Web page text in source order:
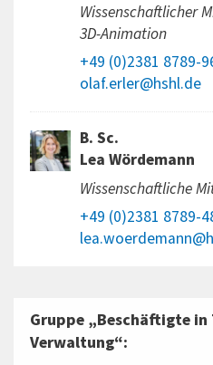
Wissenschaftlicher
3D-Animation
+49 (0)2381 8789-
olaf.erler@hshl.de
B. Sc.
Lea Wördemann
Wissenschaftliche
+49 (0)2381 8789-
Gruppe „Beschäftigte in
Verwaltung“: